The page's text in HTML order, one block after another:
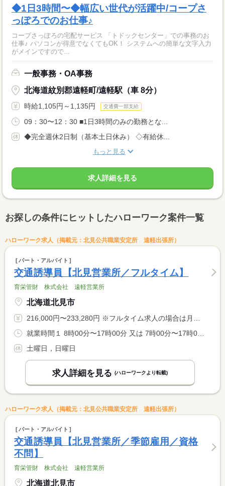
◆1日3時間〜◆幅広い世代が活躍中/コープさ
っぽろでのお仕事♪
コープさっぽろの宅配サービス 「トドックセンター」での事務のお
仕事♪ パソコンが得意でなくてもOK！ システムへの簡単な文字入力
がメインですので...
一般事務・OA事務
北海道紋別郡遠軽町/遠軽駅（車 8分）
時給1,105円～1,135円 交通費一部支給
09：30〜12：30 ■1日3時間のみの勤務とな...
◆完全週休2日制（基本土日休み） ◇有給休...
もっと見る
求人詳細を見る
お探しの条件にヒットしたハローワーク案件一覧
ハローワーク求人（掲載元：北見公共職業安定所 遠軽出張所）
パート・アルバイト
交通誘導員【北見営業所／フルタイム】
育栄管財 株式会社 遠軽営業所
北海道北見市
216,000円〜233,280円 ※フルタイム求人の場合は月額（換算額）、パート求人の場合は時間額を表示しています。
土曜日，日曜日
求人詳細を見る (ハローワークより転載)
ハローワーク求人（掲載元：北見公共職業安定所 遠軽出張所）
パート・アルバイト
交通誘導員【北見営業所／季節雇用／資格
不問】
育栄管財 株式会社 遠軽営業所
北海道北見市